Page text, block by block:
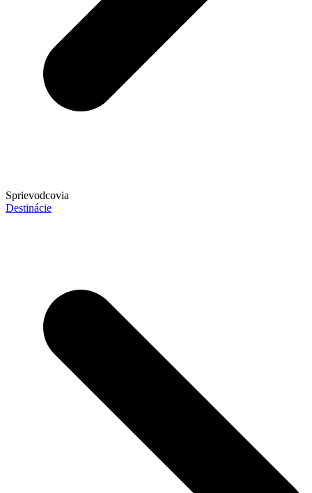
Sprievodcovia
Destinácie